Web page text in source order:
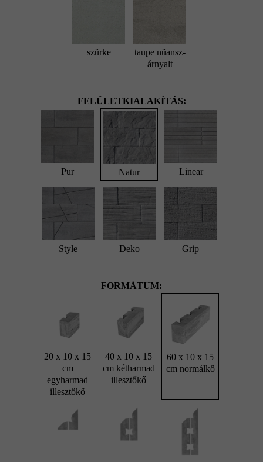
szürke
taupe nüansz-
árnyalt
FELÜLETKIALAKÍTÁS:
Pur Natur Linear
Style Deko Grip
FORMÁTUM:
20 x 10 x 15
cm
egyharmad
illesztőkő
40 x 10 x 15
cm kétharmad
illesztőkő
60 x 10 x 15
cm normálkő